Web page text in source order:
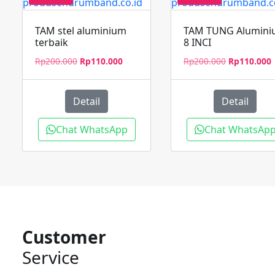
TAM stel aluminium
terbaik
Rp200.000 Harga
Rp200.000.
Rp110.000Harga
Detail
Chat WhatsApp
TAM TUNG
8 INCI
Rp200.000 Harga
Rp200.000.
Rp110.000
Detail
Chat WhatsApp
Customer
Service